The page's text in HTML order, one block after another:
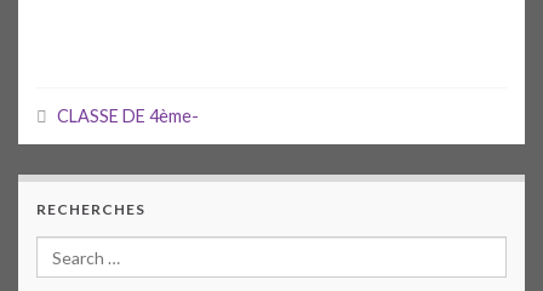
CLASSE DE 4ème-
RECHERCHES